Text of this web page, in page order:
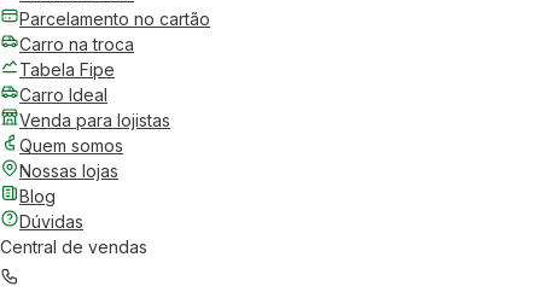
Parcelamento no cartão
Carro na troca
Tabela Fipe
Carro Ideal
Venda para lojistas
Quem somos
Nossas lojas
Blog
Dúvidas
Central de vendas